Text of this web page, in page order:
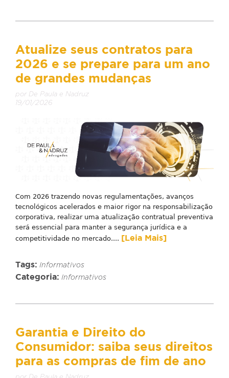
Atualize seus contratos para
2026 e se prepare para um ano
de grandes mudanças
por De Paula e Nadruz
19/01/2026
Com 2026 trazendo novas regulamentações, avanços
tecnológicos acelerados e maior rigor na responsabilização
corporativa, realizar uma atualização contratual preventiva
será essencial para manter a segurança jurídica e a
competitividade no mercado.... [Leia Mais]
Tags: Informativos
Categoria: Informativos
Garantia e Direito do
Consumidor: saiba seus direitos
para as compras de fim de ano